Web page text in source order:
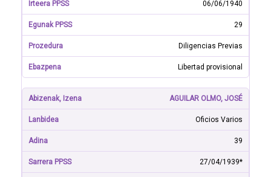
06/06/1940
29
Diligencias Previas
Libertad provisional
AGUILAR OLMO, JOSÉ
Oficios Varios
39
27/04/1939*